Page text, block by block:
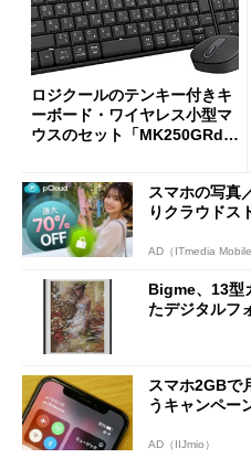
ロジクールのテンキー付きキ
ーボード・ワイヤレス小型マ
ウスのセット「MK250GRd」
スマホの写真
りクラウドス
AD（ITmedia Mobile
Bigme、13型
たデジタルフ
スマホ2GBで
うキャンペー
AD（IIJmio）